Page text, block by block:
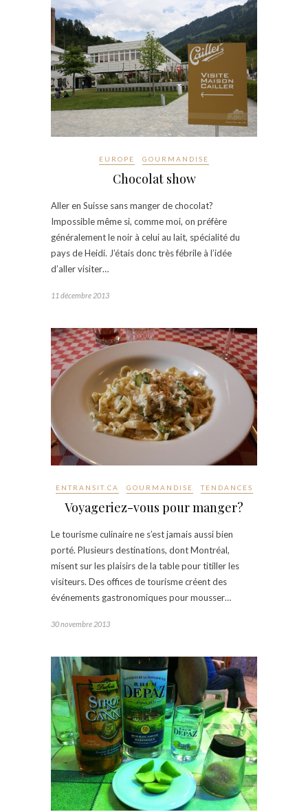
EUROPE GOURMANDISE
Chocolat show
Aller en Suisse sans manger de chocolat?
Impossible même si, comme moi, on préfère
généralement le noir à celui au lait, spécialité du
pays de Heidi. J’étais donc très fébrile à l’idée
d’aller visiter…
11 décembre 2013
ENTRANSIT.CA GOURMANDISE TENDANCES
Voyageriez-vous pour manger?
Le tourisme culinaire ne s’est jamais aussi bien
porté. Plusieurs destinations, dont Montréal,
misent sur les plaisirs de la table pour titiller les
visiteurs. Des offices de tourisme créent des
événements gastronomiques pour mousser…
30 novembre 2013